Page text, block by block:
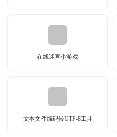
在线迷宫小游戏
文本文件编码转UTF-8工具